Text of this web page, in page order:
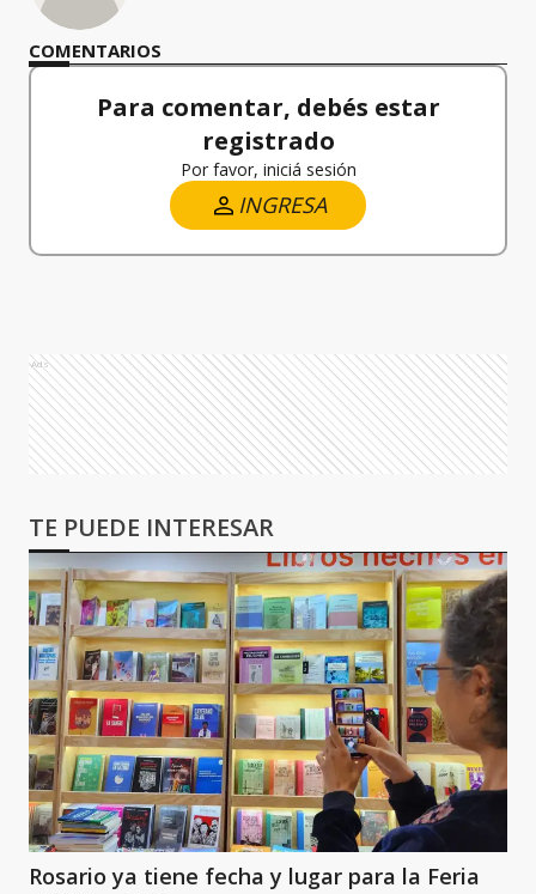
COMENTARIOS
Para comentar, debés estar
registrado
Por favor, iniciá sesión
INGRESA
Ads
TE PUEDE INTERESAR
Rosario ya tiene fecha y lugar para la Feria